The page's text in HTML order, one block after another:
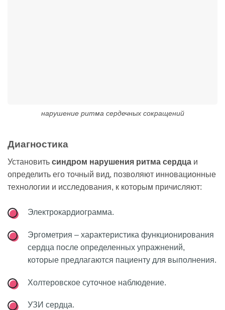
нарушение ритма сердечных сокращений
Диагностика
Установить синдром нарушения ритма сердца и
определить его точный вид, позволяют инновационные
технологии и исследования, к которым причисляют:
Электрокардиограмма.
Эргометрия – характеристика функционирования
сердца после определенных упражнений,
которые предлагаются пациенту для выполнения.
Холтеровское суточное наблюдение.
УЗИ сердца.